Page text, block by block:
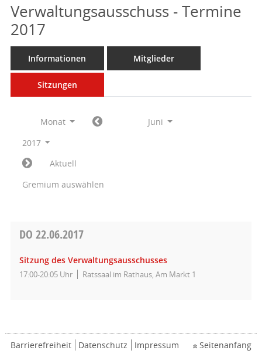
Verwaltungsausschuss - Termine
2017
Informationen Mitglieder
Sitzungen
Monat
Juni
2017
Aktuell
Gremium auswählen
DO 22.06.2017
Sitzung des Verwaltungsausschusses
17:00-20:05 Uhr Ratssaal im Rathaus, Am Markt 1
Barrierefreiheit Datenschutz Impressum Seitenanfang